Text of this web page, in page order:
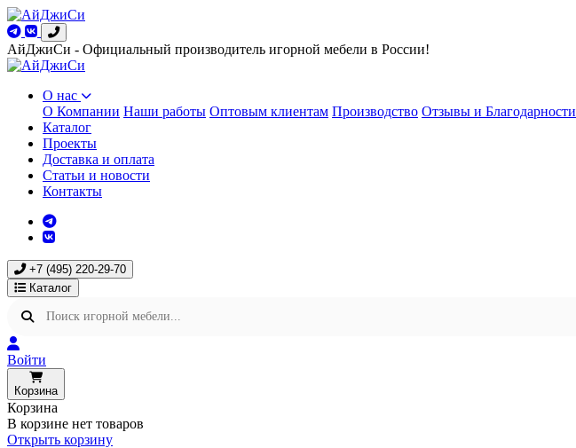
АйДжиСи - Официальный производитель игорной мебели в России!
О нас
О Компании Наши работы Оптовым клиентам Производство Отзывы и Благодарности
Каталог
Проекты
Доставка и оплата
Статьи и новости
Контакты
+7 (495) 220-29-70
Каталог
Войти
Корзина
Корзина
В корзине нет товаров
Открыть корзину